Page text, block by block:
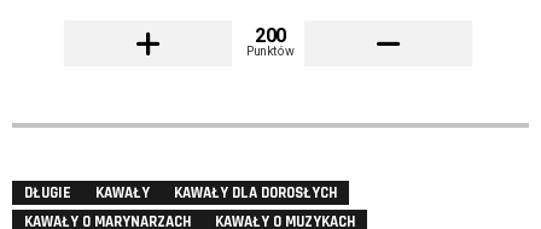
200
Punktów
DŁUGIE KAWAŁY
KAWAŁY DLA DOROSŁYCH
KAWAŁY O MARYNARZACH
KAWAŁY O MUZYKACH